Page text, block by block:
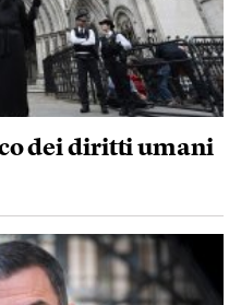
dei diritti umani